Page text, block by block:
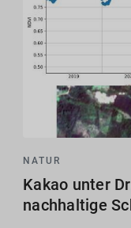
NATUR
Kakao unter
nachhaltige